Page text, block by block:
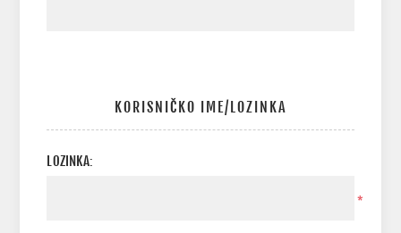
KORISNIČKO IME/LOZINKA
LOZINKA:
*